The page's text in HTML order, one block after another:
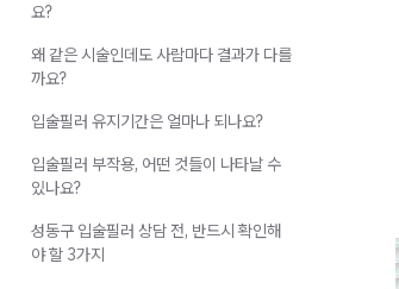
요?
왜 같은 시술인데도 사람마다 결과가 다를
까요?
입술필러 유지기간은 얼마나 되나요?
입술필러 부작용, 어떤 것들이 나타날 수
있나요?
성동구 입술필러 상담 전, 반드시 확인해
야 할 3가지